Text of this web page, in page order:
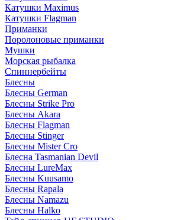
Катушки Maximus
Катушки Flagman
Приманки
Поролоновые приманки
Мушки
Морская рыбалка
Спиннербейты
Блесны
Блесны German
Блесны Strike Pro
Блесны Akara
Блесны Flagman
Блесны Stinger
Блесны Mister Cro
Блесна Tasmanian Devil
Блесны LureMax
Блесны Kuusamo
Блесны Rapala
Блесны Namazu
Блесны Halko